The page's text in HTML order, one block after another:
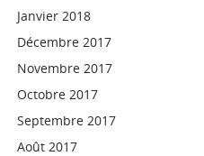
Janvier 2018
Décembre 2017
Novembre 2017
Octobre 2017
Septembre 2017
Août 2017